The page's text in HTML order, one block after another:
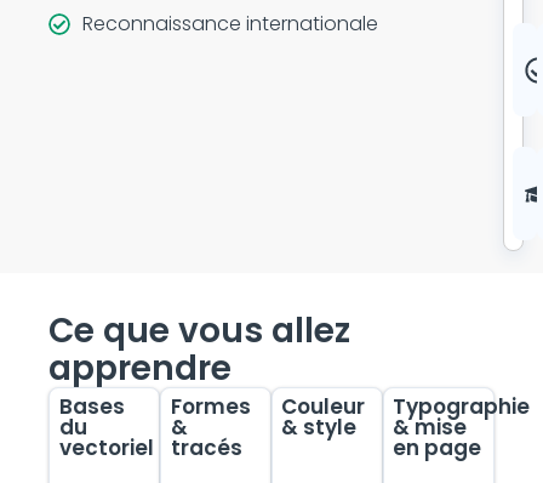
Reconnaissance internationale
Ce que vous allez
apprendre
Bases
du
vectoriel
Formes
&
tracés
Couleur
& style
Typographie
& mise
en page